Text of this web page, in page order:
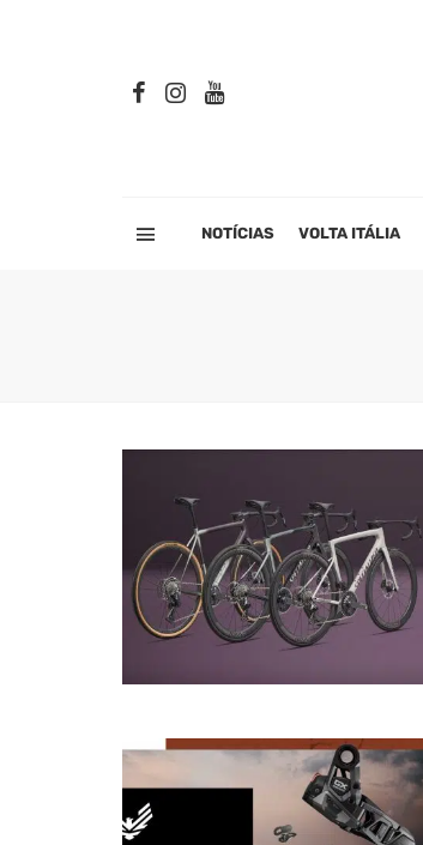
NOTÍCIAS VOLTA ITÁLIA